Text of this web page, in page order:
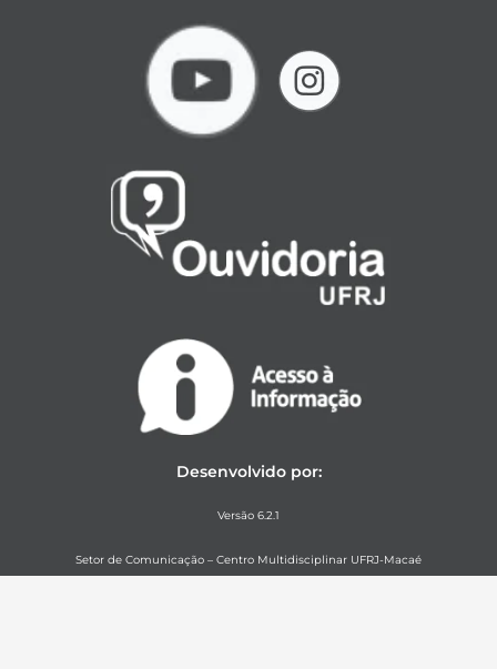
Desenvolvido por:
Versão 6.2.1
Setor de Comunicação – Centro Multidisciplinar UFRJ-Macaé